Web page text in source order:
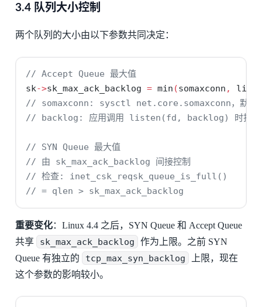
3.4 队列大小控制
两个队列的大小由以下参数共同决定：
// Accept Queue 最大值
sk->sk_max_ack_backlog = min (somaxconn ,
// somaxconn: sysctl net.core.somaxconn，默认
// backlog: 应用调用 listen(fd, backlog) 时指定
// SYN Queue 最大值
// 由 sk_max_ack_backlog 间接控制
// 检查: inet_csk_reqsk_queue_is_full()
// = qlen > sk_max_ack_backlog
重要变化：Linux 4.4 之后，SYN Queue 和 Accept Queue
共享
sk_max_ack_backlog
作为上限。之前 SYN
Queue 有独立的
tcp_max_syn_backlog
上限，现在
这个参数的影响较小。